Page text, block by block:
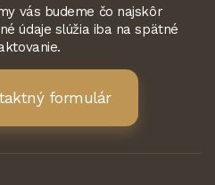
vás budeme čo najskôr
údaje slúžia iba na spätné
formulár